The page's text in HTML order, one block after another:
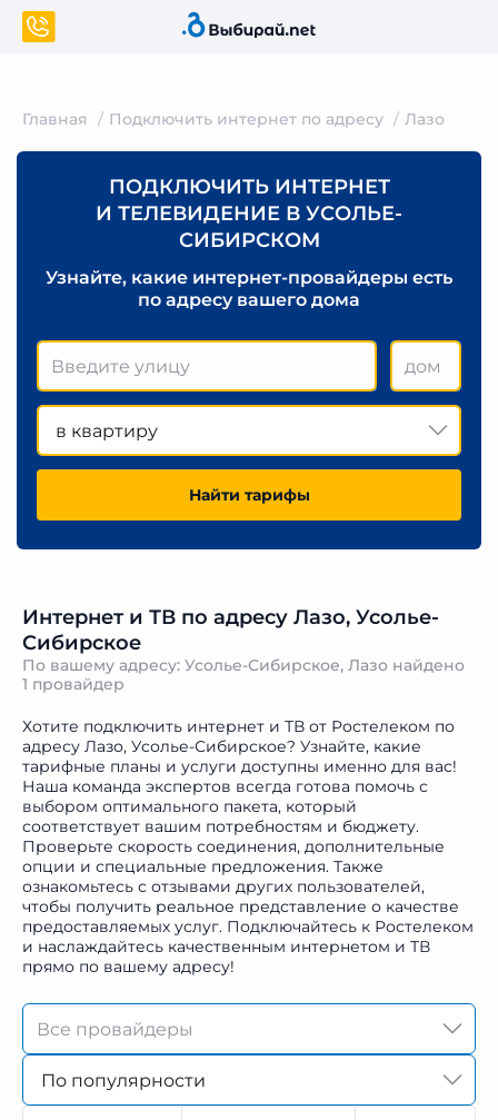
Главная Подключить интернет по адресу Лазо
ПОДКЛЮЧИТЬ ИНТЕРНЕТ
И ТЕЛЕВИДЕНИЕ В УСОЛЬЕ-
СИБИРСКОМ
Узнайте, какие интернет-провайдеры есть
по адресу вашего дома
в квартиру
Найти тарифы
Интернет и ТВ по адресу Лазо, Усолье-
Сибирское
По вашему адресу: Усолье-Сибирское, Лазо найдено
1 провайдер
Хотите подключить интернет и ТВ от Ростелеком по
адресу Лазо, Усолье-Сибирское? Узнайте, какие
тарифные планы и услуги доступны именно для вас!
Наша команда экспертов всегда готова помочь с
выбором оптимального пакета, который
соответствует вашим потребностям и бюджету.
Проверьте скорость соединения, дополнительные
опции и специальные предложения. Также
ознакомьтесь с отзывами других пользователей,
чтобы получить реальное представление о качестве
предоставляемых услуг. Подключайтесь к Ростелеком
и наслаждайтесь качественным интернетом и ТВ
прямо по вашему адресу!
По популярности